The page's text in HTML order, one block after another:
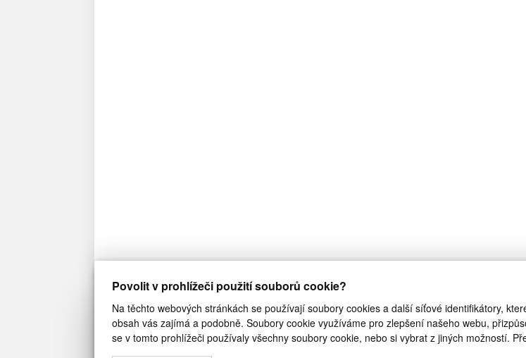
Povolit v prohlížeči použití souborů cookie?
Na těchto webových stránkách se používají soubory cookies a další síťové identifikátory,
obsah vás zajímá a podobně. Soubory cookie využíváme pro zlepšení našeho webu,
se v tomto prohlížeči používaly všechny soubory cookie, nebo si vybrat z jiných možností.